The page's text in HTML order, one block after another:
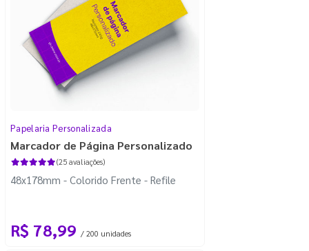
Papelaria Personalizada
Marcador de Página Personalizado
(25 avaliações)
48x178mm - Colorido Frente - Refile
R$ 78,99 / 200 unidades